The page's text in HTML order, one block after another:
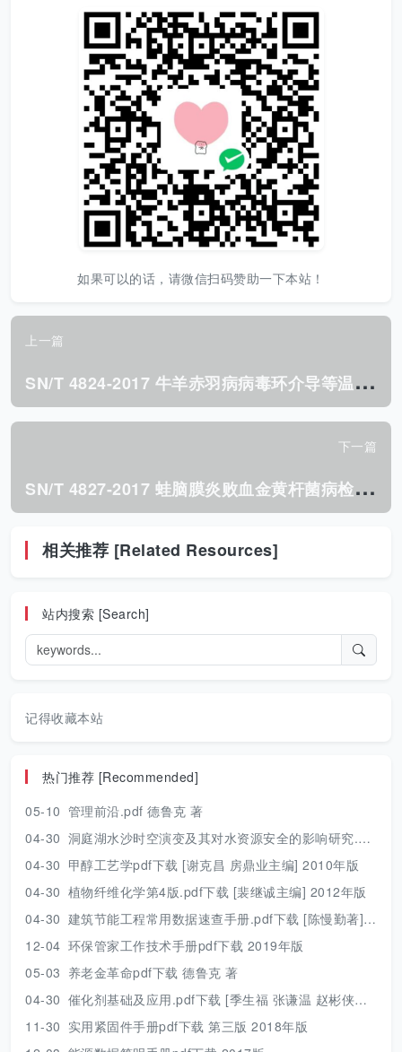
如果可以的话，请微信扫码赞助一下本站！
上一篇
S
N/T 4824-2017 牛羊赤羽病病毒环介导等温扩增 检测方法.pdf
下一篇
S
N/T 4827-2017 蛙脑膜炎败血金黄杆菌病检疫技术规范.pdf
相关推荐 [Related Resources]
站内搜索 [Search]
记得收藏本站
热门推荐 [Recommended]
05-10 管理前沿.pdf 德鲁克 著
04-30 洞庭湖水沙时空演变及其对水资源安全的影响研究.pdf 胡光伟 著 2017年版
04-30 甲醇工艺学pdf下载 [谢克昌 房鼎业主编] 2010年版
04-30 植物纤维化学第4版.pdf下载 [裴继诚主编] 2012年版
04-30 建筑节能工程常用数据速查手册.pdf下载 [陈慢勤著] 2010年版
12-04 环保管家工作技术手册pdf下载 2019年版
05-03 养老金革命pdf下载 德鲁克 著
04-30 催化剂基础及应用.pdf下载 [季生福 张谦温 赵彬侠编] 2011年版
11-30 实用紧固件手册pdf下载 第三版 2018年版